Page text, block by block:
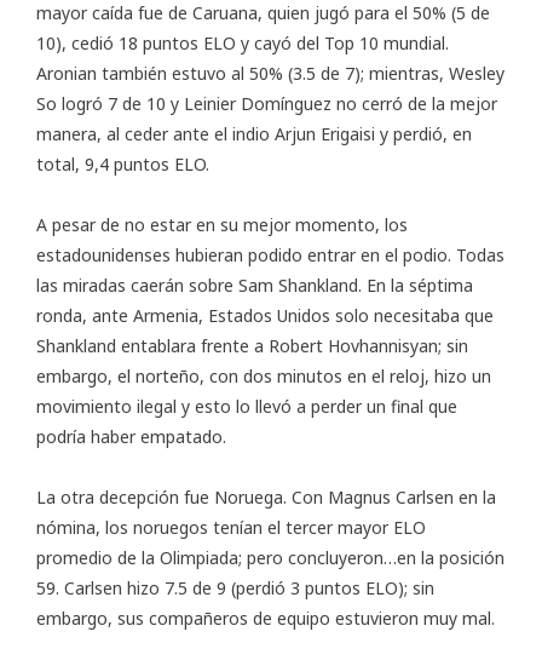
mayor caída fue de Caruana, quien jugó para el 50% (5 de
10), cedió 18 puntos ELO y cayó del Top 10 mundial.
Aronian también estuvo al 50% (3.5 de 7); mientras, Wesley
So logró 7 de 10 y Leinier Domínguez no cerró de la mejor
manera, al ceder ante el indio Arjun Erigaisi y perdió, en
total, 9,4 puntos ELO.
A pesar de no estar en su mejor momento, los
estadounidenses hubieran podido entrar en el podio. Todas
las miradas caerán sobre Sam Shankland. En la séptima
ronda, ante Armenia, Estados Unidos solo necesitaba que
Shankland entablara frente a Robert Hovhannisyan; sin
embargo, el norteño, con dos minutos en el reloj, hizo un
movimiento ilegal y esto lo llevó a perder un final que
podría haber empatado.
La otra decepción fue Noruega. Con Magnus Carlsen en la
nómina, los noruegos tenían el tercer mayor ELO
promedio de la Olimpiada; pero concluyeron…en la posición
59. Carlsen hizo 7.5 de 9 (perdió 3 puntos ELO); sin
embargo, sus compañeros de equipo estuvieron muy mal.